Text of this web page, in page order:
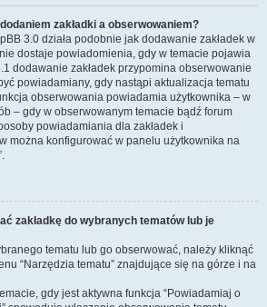
zakładki a obserwowaniem?
3.0 działa podobnie jak dodawanie zakładek w
dostaje powiadomienia, gdy w temacie pojawia
dodawanie zakładek przypomina obserwowanie
powiadamiany, gdy nastąpi aktualizacja tematu
obserwowania powiadamia użytkownika – w
– gdy w obserwowanym temacie bądź forum
powiadamiania dla zakładek i
można konfigurować w panelu użytkownika na
zakładkę do wybranych tematów lub je
tematu lub go obserwować, należy kliknąć
“Narzędzia tematu” znajdujące się na górze i na
gdy jest aktywna funkcja “Powiadamiaj o